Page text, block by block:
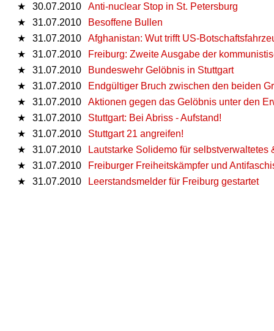
★
30.07.2010
Anti-nuclear Stop in St. Petersburg
★
31.07.2010
Besoffene Bullen
★
31.07.2010
Afghanistan: Wut trifft US-
★
31.07.2010
Freiburg: Zweite Ausgabe der
★
31.07.2010
Bundeswehr Gelöbnis in Stuttgart
★
31.07.2010
Endgültiger Bruch zwischen den beiden
★
31.07.2010
Aktionen gegen das Gelöbnis unter den
★
31.07.2010
Stuttgart: Bei Abriss - Aufstand!
★
31.07.2010
Stuttgart 21 angreifen!
★
31.07.2010
Lautstarke Solidemo für
★
31.07.2010
Freiburger Freiheitskämpfer und
★
31.07.2010 Leerstandsmelder für Freiburg gestartet